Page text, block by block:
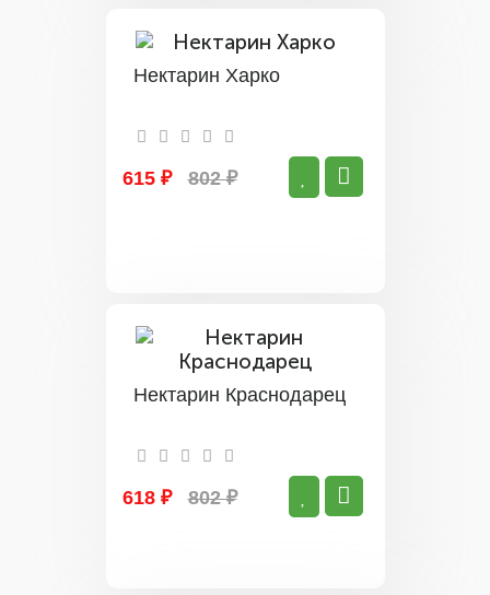
Нектарин Харко
615 ₽ 802 ₽
Нектарин Краснодарец
618 ₽ 802 ₽